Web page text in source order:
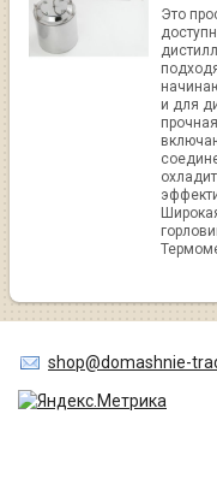
Это
и для
shop@domashnie-